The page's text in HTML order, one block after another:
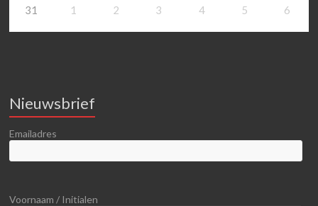
31 1 2 3 4 5 6
Nieuwsbrief
Emailadres
Voornaam / Initialen